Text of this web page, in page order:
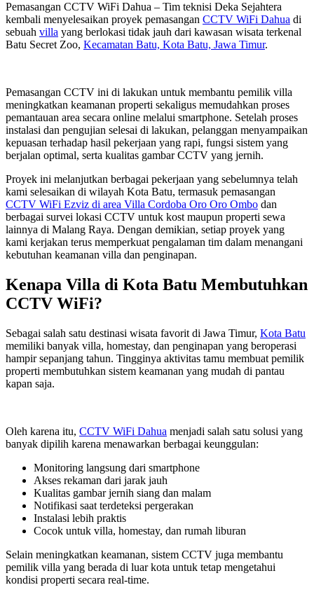
Pemasangan CCTV WiFi Dahua – Tim teknisi Deka Sejahtera
kembali menyelesaikan proyek pemasangan CCTV WiFi Dahua di
sebuah villa yang berlokasi tidak jauh dari kawasan wisata terkenal
Batu Secret Zoo, Kecamatan Batu, Kota Batu, Jawa Timur.
Pemasangan CCTV ini di lakukan untuk membantu pemilik villa
meningkatkan keamanan properti sekaligus memudahkan proses
pemantauan area secara online melalui smartphone. Setelah proses
instalasi dan pengujian selesai di lakukan, pelanggan menyampaikan
kepuasan terhadap hasil pekerjaan yang rapi, fungsi sistem yang
berjalan optimal, serta kualitas gambar CCTV yang jernih.
Proyek ini melanjutkan berbagai pekerjaan yang sebelumnya telah
kami selesaikan di wilayah Kota Batu, termasuk pemasangan
CCTV WiFi Ezviz di area Villa Cordoba Oro Oro Ombo dan
berbagai survei lokasi CCTV untuk kost maupun properti sewa
lainnya di Malang Raya. Dengan demikian, setiap proyek yang
kami kerjakan terus memperkuat pengalaman tim dalam menangani
kebutuhan keamanan villa dan penginapan.
Kenapa Villa di Kota Batu Membutuhkan
CCTV WiFi?
Sebagai salah satu destinasi wisata favorit di Jawa Timur, Kota Batu
memiliki banyak villa, homestay, dan penginapan yang beroperasi
hampir sepanjang tahun. Tingginya aktivitas tamu membuat pemilik
properti membutuhkan sistem keamanan yang mudah di pantau
kapan saja.
Oleh karena itu, CCTV WiFi Dahua menjadi salah satu solusi yang
banyak dipilih karena menawarkan berbagai keunggulan:
Monitoring langsung dari smartphone
Akses rekaman dari jarak jauh
Kualitas gambar jernih siang dan malam
Notifikasi saat terdeteksi pergerakan
Instalasi lebih praktis
Cocok untuk villa, homestay, dan rumah liburan
Selain meningkatkan keamanan, sistem CCTV juga membantu
pemilik villa yang berada di luar kota untuk tetap mengetahui
kondisi properti secara real-time.